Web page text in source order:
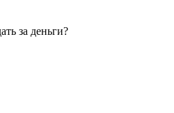
за деньги?